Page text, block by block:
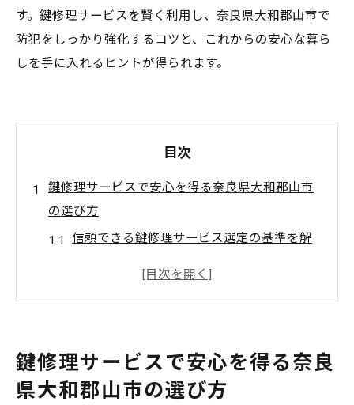
す。鍵修理サービスを賢く利用し、奈良県大和郡山市で
防犯をしっかり強化するコツと、これからの安心な暮ら
しを手に入れるヒントが得られます。
目次
鍵修理サービスで安心を得る奈良県大和郡山市
の選び方
信頼できる鍵修理サービス選定の基準を解
料金体系が明確な鍵修理サービスの特徴と
は
鍵修理サービスで安心を得る奈良
県大和郡山市の選び方